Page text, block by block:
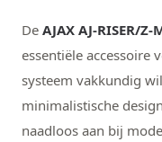
De AJAX AJ-RISER/Z-
essentiële accessoire
systeem vakkundig
minimalistische
naadloos aan bij